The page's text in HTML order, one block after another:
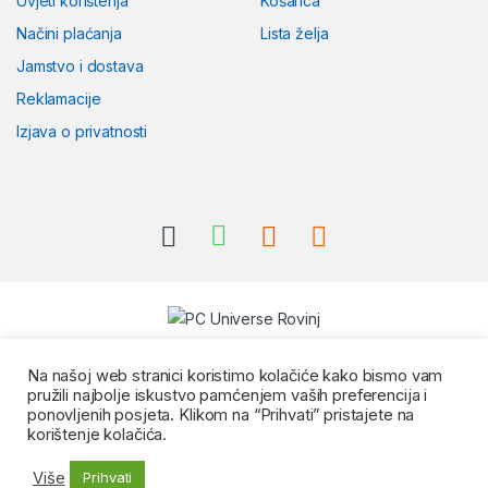
Načini plaćanja
Jamstvo i dostava
Reklamacije
Izjava o privatnosti
Lista želja
Na našoj web stranici koristimo kolačiće kako bismo vam
pružili najbolje iskustvo pamćenjem vaših preferencija i
ponovljenih posjeta. Klikom na “Prihvati” pristajete na
korištenje kolačića.
Više Prihvati